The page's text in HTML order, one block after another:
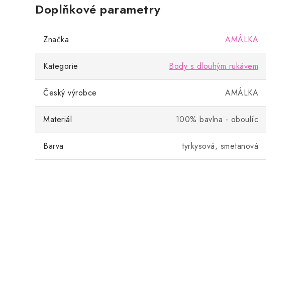
Doplňkové parametry
Značka AMÁLKA
Kategorie Body s dlouhým rukávem
Český výrobce AMÁLKA
Materiál 100% bavlna - oboulíc
Barva tyrkysová, smetanová